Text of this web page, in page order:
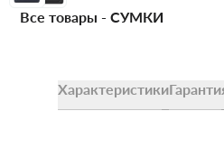
Все товары - СУМКИ
Характеристики